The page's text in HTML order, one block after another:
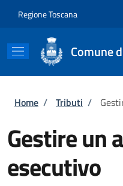
Regione Toscana
Comune
Briciole di
Home / Tributi /
Gestire un
esecutivo